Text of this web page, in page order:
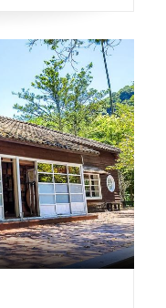
茶的發展與成
術，黃文雄先
，家中早已掛不
的是，2007年
茶大賽」，黃文
。 黃文雄先生
柑種」，是最適
獨一無二的品
方式來生產、管
劑，在茶園中都
蟲。雖然可能會
園工作超過12